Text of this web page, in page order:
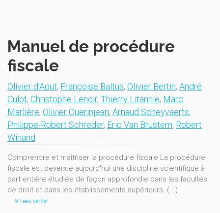
Manuel de procédure
fiscale
Olivier d'Aout, Françoise Baltus, Olivier Bertin, André
Culot, Christophe Lenoir, Thierry Litannie, Marc
Marlière, Olivier Querinjean, Arnaud Scheyvaerts,
Philippe-Robert Schreder, Eric Van Brustem, Robert
Winand
Comprendre et maîtriser la procédure fiscale La procédure
fiscale est devenue aujourd'hui une discipline scientifique à
part entière étudiée de façon approfondie dans les facultés
de droit et dans les établissements supérieurs. (...)
Lees verder